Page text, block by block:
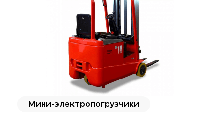
Мини-электропогрузчики